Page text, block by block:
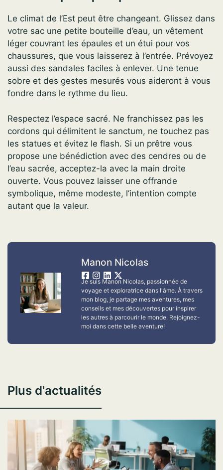
Le climat de l’Est peut être changeant. Glissez dans
votre sac une petite bouteille d’eau, un vêtement
léger couvrant les épaules et un étui pour vos
chaussures, que vous laisserez à l’entrée. Prévoyez
aussi des sandales faciles à enlever. Une tenue
sobre et des gestes mesurés vous aideront à vous
fondre dans le rythme du lieu.
Respectez l’espace sacré. Ne franchissez pas les
cordons qui délimitent le sanctum, ne touchez pas
les statues et évitez le flash. Si un prêtre vous
propose une bénédiction avec des cendres ou de
l’eau sacrée, acceptez-la avec la main droite
ouverte. Vous pouvez laisser une offrande
symbolique, même modeste, l’intention compte
autant que la valeur.
Manon Nicolas
Je suis Manon Nicolas, passionnée de
voyage et exploratrice dans l'âme. À travers
mon blog, je partage mes aventures, mes
conseils et mes découvertes pour inspirer
les autres à parcourir le monde. Rejoignez-
moi dans cette belle aventure!
Plus d'actualités